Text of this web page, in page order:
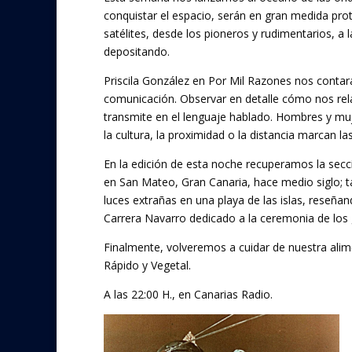
e
b
o
o
k
itt
er
conquistar el espacio, serán en gran medida
satélites, desde los pioneros y rudimentarios, a
depositando.
Priscila González en Por Mil Razones nos
comunicación. Observar en detalle cómo nos
transmite en el lenguaje hablado. Hombres y
la cultura, la proximidad o la distancia marcan
En la edición de esta noche recuperamos la
en San Mateo, Gran Canaria, hace medio
luces extrañas en una playa de las islas,
Carrera Navarro dedicado a la ceremonia de los
Finalmente, volveremos a cuidar de nuestra
Rápido y Vegetal.
A las 22:00 H., en Canarias Radio.